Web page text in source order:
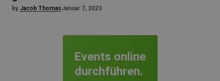
by Jacob ThomasJanuar 7, 2023
Events online
durchführen.